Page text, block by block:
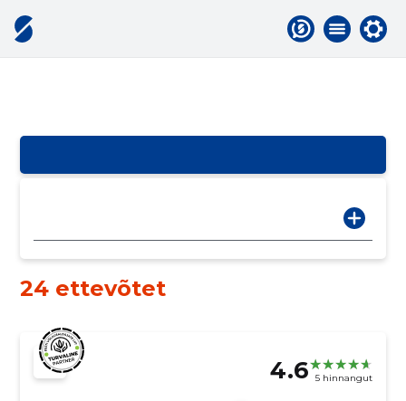
24 ettevõtet
4.6 5 hinnangut